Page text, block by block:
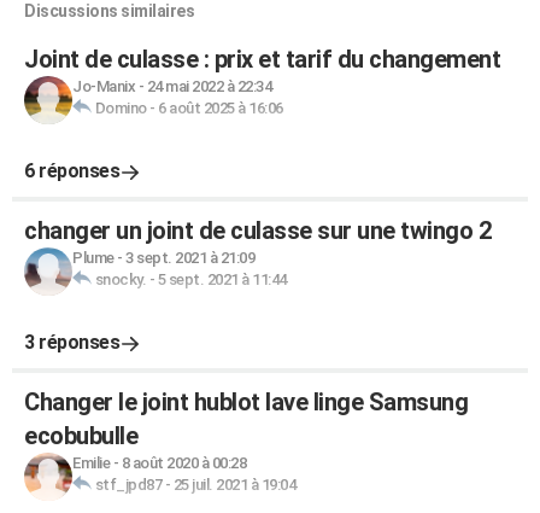
Discussions similaires
Joint de culasse : prix et tarif du changement
Jo-Manix - 24 mai 2022 à 22:34
Domino- 6 août 2025 à 16:06
6 réponses
changer un joint de culasse sur une twingo 2
Plume- 3 sept. 2021 à 21:09
snocky. - 5 sept. 2021 à 11:44
3 réponses
Changer le joint hublot lave linge Samsung
ecobubulle
Emilie- 8 août 2020 à 00:28
stf_jpd87- 25 juil. 2021 à 19:04